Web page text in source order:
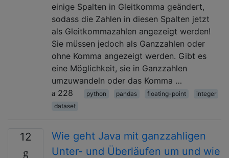
einige Spalten in Gleitkomma geändert,
sodass die Zahlen in diesen Spalten jetzt
als Gleitkommazahlen angezeigt werden!
Sie müssen jedoch als Ganzzahlen oder
ohne Komma angezeigt werden. Gibt es
eine Möglichkeit, sie in Ganzzahlen
umzuwandeln oder das Komma …
228
python pandas floating-point
integer
dataset
12
Wie geht Java mit ganzzahligen
Unter- und Überläufen um und wie